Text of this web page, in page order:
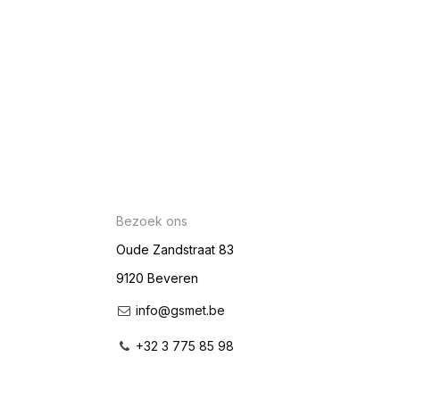
Bezoek ons
Oude Zandstraat 83
9120 Beveren
info@gsmet.be
+32 3 775 85 98